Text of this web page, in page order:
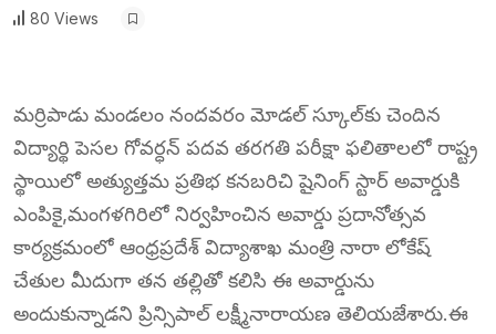
80 Views
మర్రిపాడు మండలం నందవరం మోడల్ స్కూల్‌కు చెందిన
విద్యార్థి పెసల గోవర్ధన్ పదవ తరగతి పరీక్షా ఫలితాలలో రాష్ట్ర
స్థాయిలో అత్యుత్తమ ప్రతిభ కనబరిచి షైనింగ్ స్టార్ అవార్డుకి
ఎంపికై,మంగళగిరిలో నిర్వహించిన అవార్డు ప్రదానోత్సవ
కార్యక్రమంలో ఆంధ్రప్రదేశ్ విద్యాశాఖ మంత్రి నారా లోకేష్
చేతుల మీదుగా తన తల్లితో కలిసి ఈ అవార్డును
అందుకున్నాడని ప్రిన్సిపాల్ లక్ష్మీనారాయణ తెలియజేశారు.ఈ